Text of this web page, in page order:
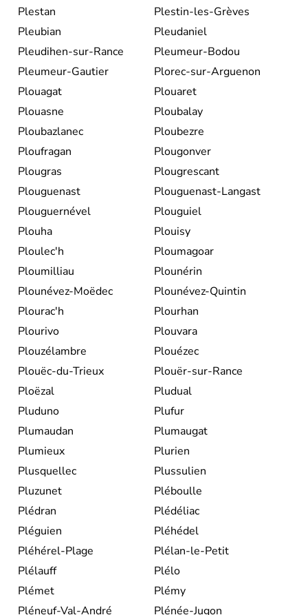
Plestan
Plestin-les-Grèves
Pleubian
Pleudaniel
Pleudihen-sur-Rance
Pleumeur-Bodou
Pleumeur-Gautier
Plorec-sur-Arguenon
Plouagat
Plouaret
Plouasne
Ploubalay
Ploubazlanec
Ploubezre
Ploufragan
Plougonver
Plougras
Plougrescant
Plouguenast
Plouguenast-Langast
Plouguernével
Plouguiel
Plouha
Plouisy
Ploulec'h
Ploumagoar
Ploumilliau
Plounérin
Plounévez-Moëdec
Plounévez-Quintin
Plourac'h
Plourhan
Plourivo
Plouvara
Plouzélambre
Plouézec
Plouëc-du-Trieux
Plouër-sur-Rance
Ploëzal
Pludual
Pluduno
Plufur
Plumaudan
Plumaugat
Plumieux
Plurien
Plusquellec
Plussulien
Pluzunet
Pléboulle
Plédran
Plédéliac
Pléguien
Pléhédel
Pléhérel-Plage
Plélan-le-Petit
Plélauff
Plélo
Plémet
Plémy
Pléneuf-Val-André
Plénée-Jugon